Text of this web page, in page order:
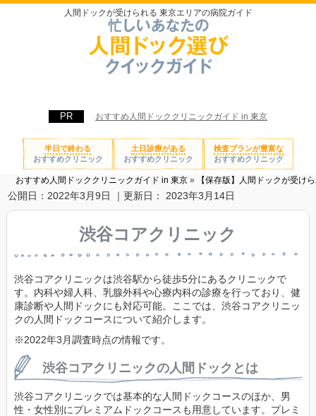
おすすめ人間ドッククリニックガイド in 東京
人間ドックが受けられる 東京エリアの病院ガイド
半日で終わる
おすすめクリニック
土日診療がある
おすすめクリニック
検査プランが豊富な
おすすめクリニック
おすすめ人間ドッククリニックガイド in 東京 » 【保存版】人間ドックが受け
公開日： 2022年3月9日 ｜更新日： 2023年3月14日
渋谷コアクリニック
渋谷コアクリニックは渋谷駅から徒歩5分にあるクリニックで
す。内科や婦人科、乳腺外科や心療内科の診療を行っており、健
康診断や人間ドックにも対応可能。ここでは、渋谷コアクリニッ
クの人間ドックコースについて紹介します。
※2022年3月調査時点の情報です。
渋谷コアクリニックの人間ドックとは
渋谷コアクリニックでは基本的な人間ドックコースのほか、男
性・女性別にプレミアムドックコースも用意しています。プレミ